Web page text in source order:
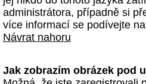
administrátora, případně si
více informací se podívejte
Návrat nahoru
Jak zobrazím obrázek pod